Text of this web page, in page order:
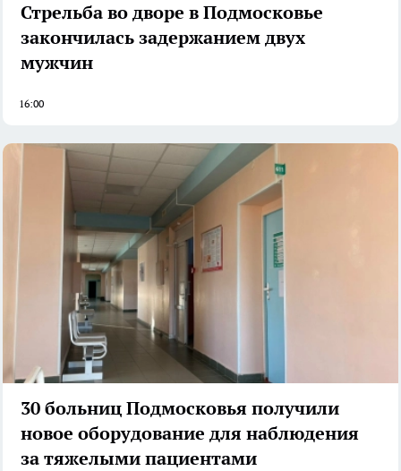
Стрельба во дворе в Подмосковье
закончилась задержанием двух
мужчин
16:00
30 больниц Подмосковья получили
новое оборудование для наблюдения
за тяжелыми пациентами